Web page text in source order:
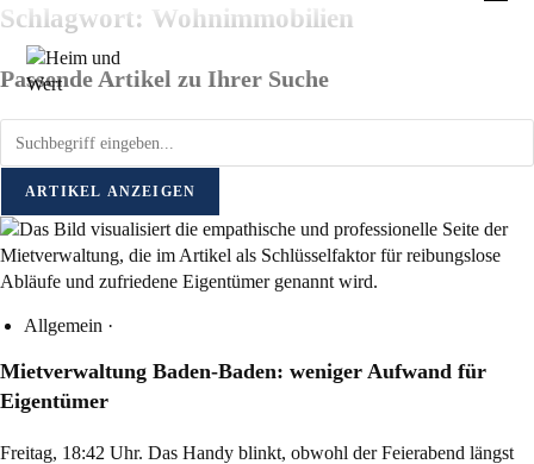
Zum
Inhalt
springen
Schlagwort: Wohnimmobilien
Passende Artikel zu Ihrer Suche
ARTIKEL ANZEIGEN
Allgemein ·
Mietverwaltung Baden-Baden: weniger Aufwand für
Eigentümer
Freitag, 18:42 Uhr. Das Handy blinkt, obwohl der Feierabend längst